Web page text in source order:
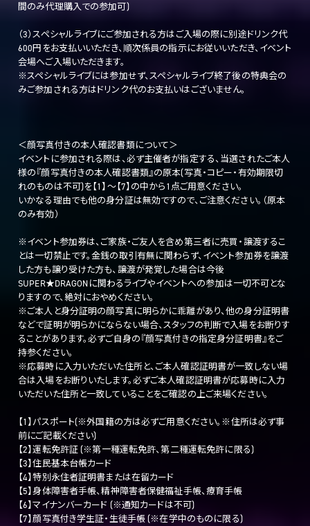
間のみ代理購入での参加可)
（3）スペシャルライブにご参加される方はご入場の際に別途ドリンク代
600円をお支払いいただき、順次係員の指示にお従いいただき、イベント
会場へご入場いただきます。
※スペシャルライブには参加せず、スペシャルライブ終了後の特典会の
みご参加される方はドリンク代のお支払いはございません。
＜顔写真付きの本人確認書類について＞
イベントに参加される際は、必ず主催者が指定する、当選されたご本人
様の『顔写真付きの本人確認書類』の原本(写真・コピー・有効期限切
れのものは不可)を【1】～【7】の中から1点ご用意ください。
いかなる理由でも他の身分証は無効ですので、ご注意ください。（原本
のみ有効）
※イベント参加券は、ご家族・ご友人を含め第三者に売買・譲渡するこ
とは一切禁止です。金銭の取引有無に関わらず、イベント参加券を譲渡
した方も譲り受けた方も、譲渡が発覚した場合は今後
SUPER★DRAGONに関わるライブやイベントへの参加は一切不可とな
りますので、絶対におやめください。
※ご本人と身分証明の顔写真に明らかに乖離があり、他の身分証明書
などで証明が明らかにならない場合、スタッフの判断で入場をお断りす
ることがあります。必ずご自身の『顔写真付きの指定身分証明書』をご
持参ください。
※応募時に入力いただいた住所と、ご本人確認証明書が一致しない場
合は入場をお断りいたします。必ずご本人確認証明書が応募時に入力
いただいた住所と一致していることをご確認の上ご来場ください。
【1】パスポート(※外国籍の方は必ずご用意ください。※住所は必ず事
前にご記載ください)
【2】運転免許証 (※第一種運転免許、第二種運転免許に限る)
【3】住民基本台帳カード
【4】特別永住者証明書または在留カード
【5】身体障害者手帳、精神障害者保健福祉手帳、療育手帳
【6】マイナンバーカード (※通知カードは不可)
【7】顔写真付き学生証・生徒手帳 (※在学中のものに限る)